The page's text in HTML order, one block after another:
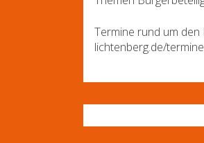
Termine rund um
lichtenberg.de/